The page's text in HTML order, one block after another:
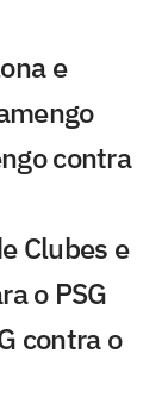
e
contra
Clubes e
o PSG
contra o